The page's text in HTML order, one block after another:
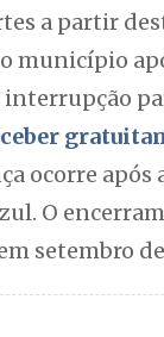
a partir
município
ocorre após
O
setembro